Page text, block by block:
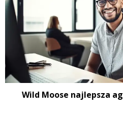
Wild Moose najlepsza